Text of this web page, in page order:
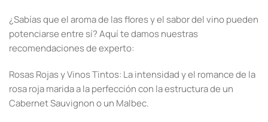
¿Sabías que el aroma de las flores y el sabor del vino pueden
potenciarse entre sí? Aquí te damos nuestras
recomendaciones de experto:
Rosas Rojas y Vinos Tintos: La intensidad y el romance de la
rosa roja marida a la perfección con la estructura de un
Cabernet Sauvignon o un Malbec.